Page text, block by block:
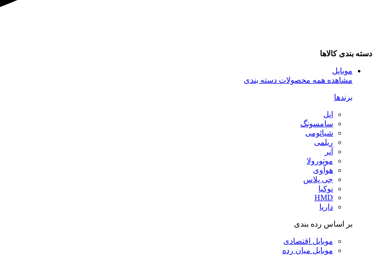
دسته بندی کالاها
موبایل
مشاهده همه محصولات دسته بندی
برندها
اپل
سامسونگ
شیائومی
ریلمی
آنر
موتورولا
هوآوی
جی پلاس
نوکیا
HMD
داریا
بر اساس رده بندی
موبایل اقتصادی
موبایل میان رده